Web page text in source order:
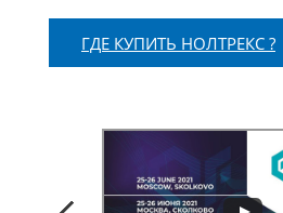
ГДЕ КУПИТЬ НОЛТРЕКС ?